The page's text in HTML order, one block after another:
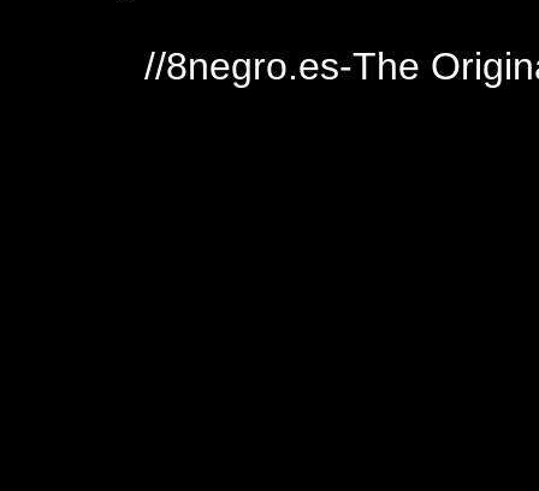
//8negro.es-The